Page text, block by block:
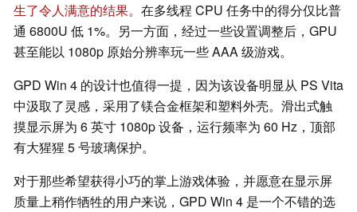
生了令人满意的结果。 在多线程 CPU 任务中的得分仅比普
通 6800U 低 1%。另一方面，经过一些设置调整后，GPU
甚至能以 1080p 原始分辨率玩一些 AAA 级游戏。
GPD Win 4 的设计也值得一提，因为该设备明显从 PS Vita
中汲取了灵感，采用了镁合金框架和塑料外壳。滑出式触
摸显示屏为 6 英寸 1080p 设备，运行频率为 60 Hz，顶部
有大猩猩 5 号玻璃保护。
对于那些希望获得小巧的掌上游戏体验，并愿意在显示屏
质量上稍作牺牲的用户来说，GPD Win 4 是一个不错的选